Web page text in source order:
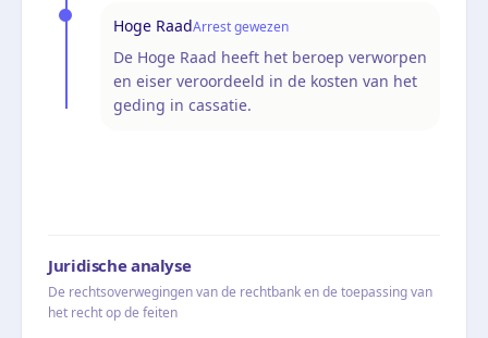
Hoge RaadArrest gewezen
De Hoge Raad heeft het beroep verworpen
en eiser veroordeeld in de kosten van het
geding in cassatie.
Juridische analyse
De rechtsoverwegingen van de rechtbank en de toepassing van
het recht op de feiten